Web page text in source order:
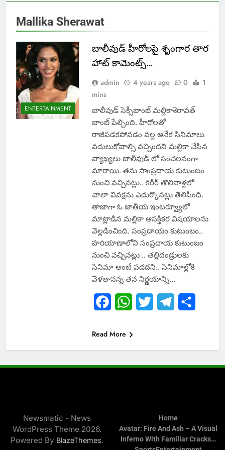
Mallika Sherawat
ENTERTAINMENT
బాలీవుడ్ హీరోలపై శృంగార తార
హాట్ కామెంట్స్…
admin 4 years ago 0
1
mins
బాలీవుడ్ సెక్సీబాంబ్ మల్లికాశెరావత్
బాంబ్ పేల్చింది. హీరోలతో
రాజీపడకపోవడం వల్ల అనేక సినిమాలు
వదులుకోవాల్సి వచ్చిందని మల్లికా చేసిన
వ్యాఖ్యలు బాలీవుడ్ లో సంచలనంగా
మారాయి. తను సాంప్రదాయ కుటుంబం
నుంచి వచ్చినట్లు.. కెరీర్ తొలినాళ్లలో
చాలా వివక్షను ఎదుర్కొనట్లు తెలిపింది.
తాజాగా ఓ జాతీయ ఇంటర్వ్యూలో
మాట్లాడిన మల్లికా ఆసక్తికర విషయాలను
వెల్లడించింది. సంప్రదాయం కుటుంబం..
హరియాణాలోని సంప్రదాయ కుటుంబం
నుంచి వచ్చినట్లు .. తల్లిదండ్రులకు
సినిమా అంటే పడదని.. సినిమాల్లోకి
వెళతానన్న తన నిర్ణయాన్ని…
FacebookWhatsApp
Twitter Telegram
Read More
Newsmatic - News
WordPress Theme 2026.
Powered By BlazeThemes.
Home
Avatar: Fire And Ash – A Visual
Inferno With Familiar Cracks…